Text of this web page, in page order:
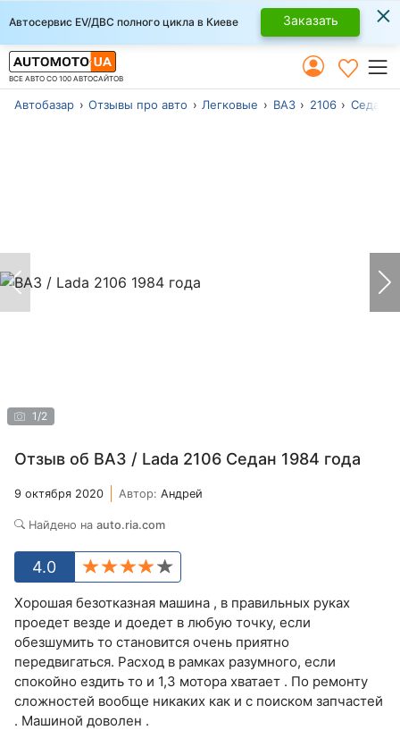
Автосервис EV/ДВС полного цикла в Киеве Заказать ×
ВСЕ АВТО СО 100 АВТОСАЙТОВ
Автобазар Отзывы про авто Легковые ВАЗ 2106 Седан
1 /2
Отзыв об ВАЗ / Lada 2106 Седан 1984 года
9 октября 2020 Автор: Андрей
Найдено на auto.ria.com
4.0
Хорошая безотказная машина , в правильных руках
проедет везде и доедет в любую точку, если
обезшумить то становится очень приятно
передвигаться. Расход в рамках разумного, если
спокойно ездить то и 1,3 мотора хватает . По ремонту
сложностей вообще никаких как и с поиском запчастей
. Машиной доволен .